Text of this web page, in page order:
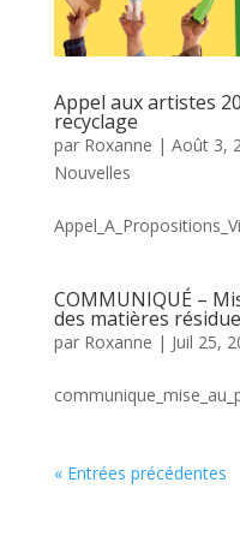
Appel aux artistes
recyclage
par Roxanne | Août 3,
Nouvelles
COMMUNIQUÉ –
des matières
par Roxanne | Juil 25,
« Entrées précédentes